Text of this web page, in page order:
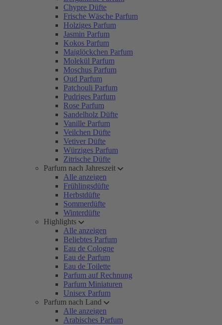
Chypre Düfte
Frische Wäsche Parfum
Holziges Parfum
Jasmin Parfum
Kokos Parfum
Maiglöckchen Parfum
Molekül Parfum
Moschus Parfum
Oud Parfum
Patchouli Parfum
Pudriges Parfum
Rose Parfum
Sandelholz Düfte
Vanille Parfum
Veilchen Düfte
Vetiver Düfte
Würziges Parfum
Zitrische Düfte
Parfum nach Jahreszeit
Alle anzeigen
Frühlingsdüfte
Herbstdüfte
Sommerdüfte
Winterdüfte
Highlights
Alle anzeigen
Beliebtes Parfum
Eau de Cologne
Eau de Parfum
Eau de Toilette
Parfum auf Rechnung
Parfum Miniaturen
Unisex Parfum
Parfum nach Land
Alle anzeigen
Arabisches Parfum